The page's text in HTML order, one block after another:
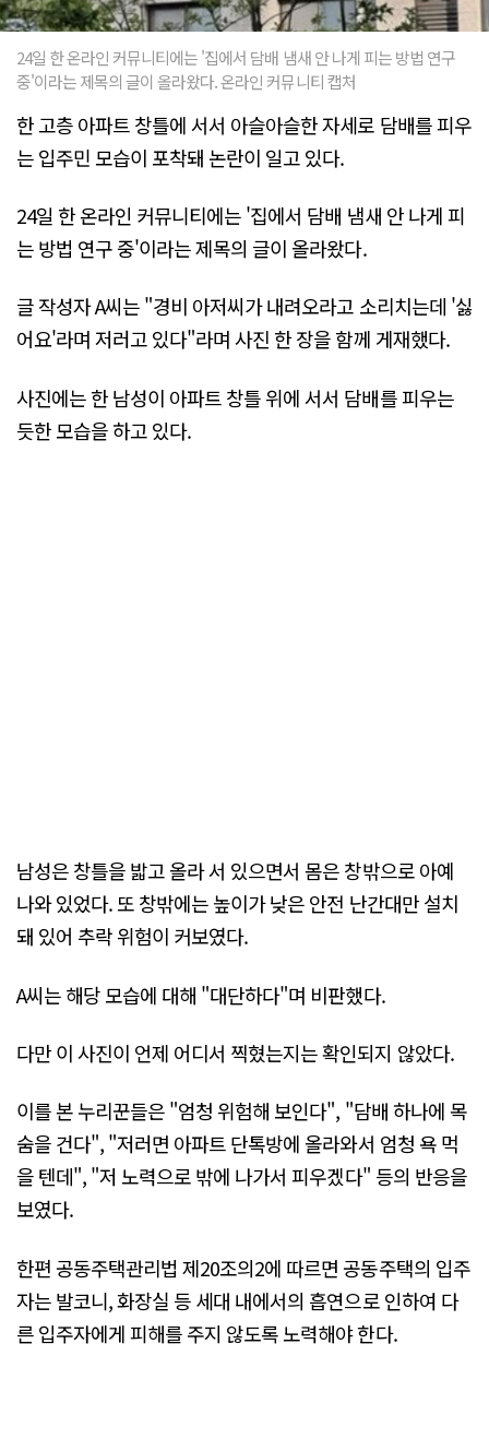
24일 한 온라인 커뮤니티에는 '집에서 담배 냄새 안 나게 피는 방법 연구
중'이라는 제목의 글이 올라왔다. 온라인 커뮤니티 캡처
한 고층 아파트 창틀에 서서 아슬아슬한 자세로 담배를 피우
는 입주민 모습이 포착돼 논란이 일고 있다.
24일 한 온라인 커뮤니티에는 '집에서 담배 냄새 안 나게 피
는 방법 연구 중'이라는 제목의 글이 올라왔다.
글 작성자 A씨는 "경비 아저씨가 내려오라고 소리치는데 '싫
어요'라며 저러고 있다"라며 사진 한 장을 함께 게재했다.
사진에는 한 남성이 아파트 창틀 위에 서서 담배를 피우는
듯한 모습을 하고 있다.
남성은 창틀을 밟고 올라 서 있으면서 몸은 창밖으로 아예
나와 있었다. 또 창밖에는 높이가 낮은 안전 난간대만 설치
돼 있어 추락 위험이 커보였다.
A씨는 해당 모습에 대해 "대단하다"며 비판했다.
다만 이 사진이 언제 어디서 찍혔는지는 확인되지 않았다.
이를 본 누리꾼들은 "엄청 위험해 보인다", "담배 하나에 목
숨을 건다", "저러면 아파트 단톡방에 올라와서 엄청 욕 먹
을 텐데", "저 노력으로 밖에 나가서 피우겠다" 등의 반응을
보였다.
한편 공동주택관리법 제20조의2에 따르면 공동주택의 입주
자는 발코니, 화장실 등 세대 내에서의 흡연으로 인하여 다
른 입주자에게 피해를 주지 않도록 노력해야 한다.